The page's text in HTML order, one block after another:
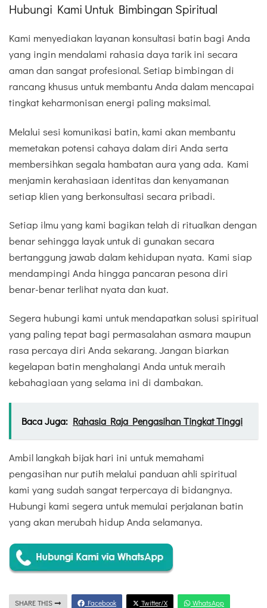
Hubungi Kami Untuk Bimbingan Spiritual
Kami menyediakan layanan konsultasi batin bagi Anda
yang ingin mendalami rahasia daya tarik ini secara
aman dan sangat profesional. Setiap bimbingan di
rancang khusus untuk membantu Anda dalam mencapai
tingkat keharmonisan energi paling maksimal.
Melalui sesi komunikasi batin, kami akan membantu
memetakan potensi cahaya dalam diri Anda serta
membersihkan segala hambatan aura yang ada. Kami
menjamin kerahasiaan identitas dan kenyamanan
setiap klien yang berkonsultasi secara pribadi.
Setiap ilmu yang kami bagikan telah di ritualkan dengan
benar sehingga layak untuk di gunakan secara
bertanggung jawab dalam kehidupan nyata. Kami siap
mendampingi Anda hingga pancaran pesona diri
benar-benar terlihat nyata dan kuat.
Segera hubungi kami untuk mendapatkan solusi spiritual
yang paling tepat bagi permasalahan asmara maupun
rasa percaya diri Anda sekarang. Jangan biarkan
kegelapan batin menghalangi Anda untuk meraih
kebahagiaan yang selama ini di dambakan.
Baca Juga: Rahasia Raja Pengasihan Tingkat Tinggi
Ambil langkah bijak hari ini untuk memahami
pengasihan nur putih melalui panduan ahli spiritual
kami yang sudah sangat terpercaya di bidangnya.
Hubungi kami segera untuk memulai perjalanan batin
yang akan merubah hidup Anda selamanya.
SHARE THIS Facebook Twitter/X WhatsApp